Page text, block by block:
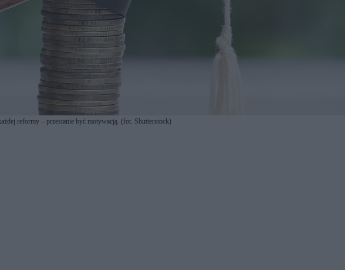
reformy – przestanie być motywacją. (fot. Shutterstock)